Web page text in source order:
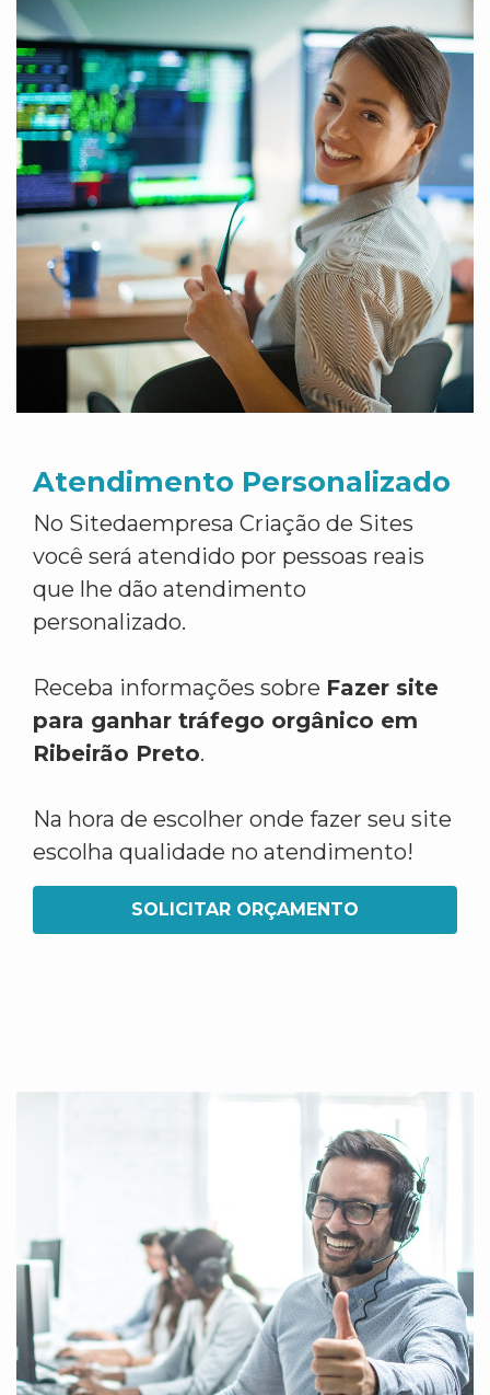
Atendimento Personalizado
No Sitedaempresa Criação de Sites
você será atendido por pessoas reais
que lhe dão atendimento
personalizado.
Receba informações sobre Fazer site
para ganhar tráfego orgânico em
Ribeirão Preto.
Na hora de escolher onde fazer seu site
escolha qualidade no atendimento!
SOLICITAR ORÇAMENTO